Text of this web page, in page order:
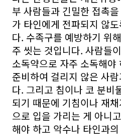
부 사람들과 긴밀한 접촉
가 타인에게 전파되지 않
다. 수족구를 예방하기 위
주 씻는 것입니다. 사람들
소독약으로 자주 소독해
준비하여 걸리지 않은 사
다. 그리고 침이나 코 분비
되기 때문에 기침이나 재
으로 입을 가리는 게 아니
해야 하고 악수나 타인과